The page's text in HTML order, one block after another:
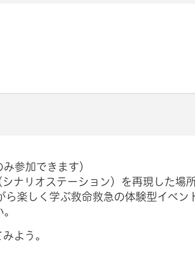
参加できます）
ナリオステーション）を再現した場
楽しく学ぶ救命救急の体験型イベン
よう。